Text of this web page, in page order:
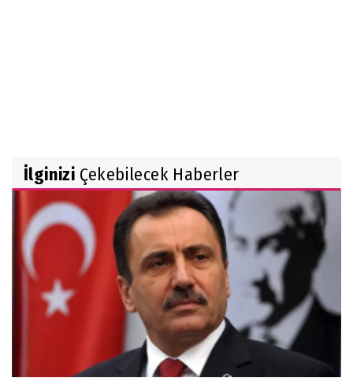
İlginizi Çekebilecek Haberler